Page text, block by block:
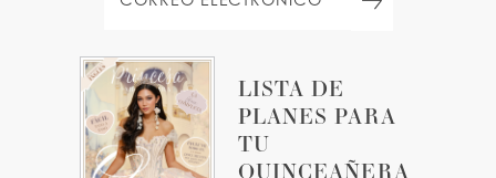
LISTA DE
PLANES PARA
TU
QUINCEAÑERA